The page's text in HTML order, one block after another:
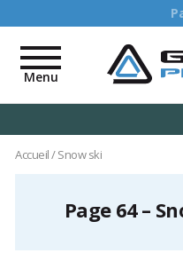
Toggle
navigation
Menu
Accueil/Snow ski
Page 64 –